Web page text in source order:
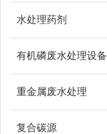
水处理药剂
有机磷废水处理设备
重金属废水处理
复合碳源